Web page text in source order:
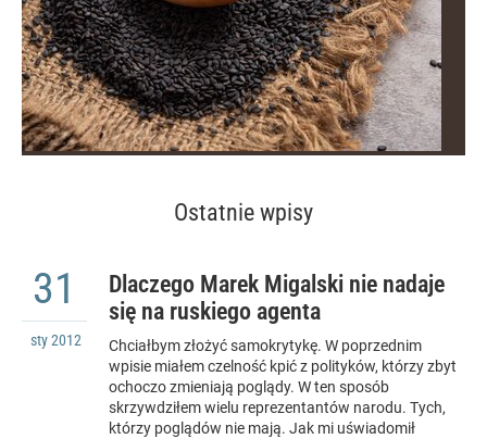
Ostatnie wpisy
Dlaczego Marek Migalski nie nadaje
się na ruskiego agenta
31
sty2012
Chciałbym złożyć samokrytykę. W poprzednim
wpisie miałem czelność kpić z polityków, którzy zbyt
ochoczo zmieniają poglądy. W ten sposób
skrzywdziłem wielu reprezentantów narodu. Tych,
którzy poglądów nie mają. Jak mi uświadomił